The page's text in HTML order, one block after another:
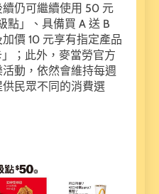
仍可繼續使用 50 元
點」、具備買 A 送 B
價 10 元享有指定產品
；此外，麥當勞官方
動，依然會維持每週
民眾不同的消費選